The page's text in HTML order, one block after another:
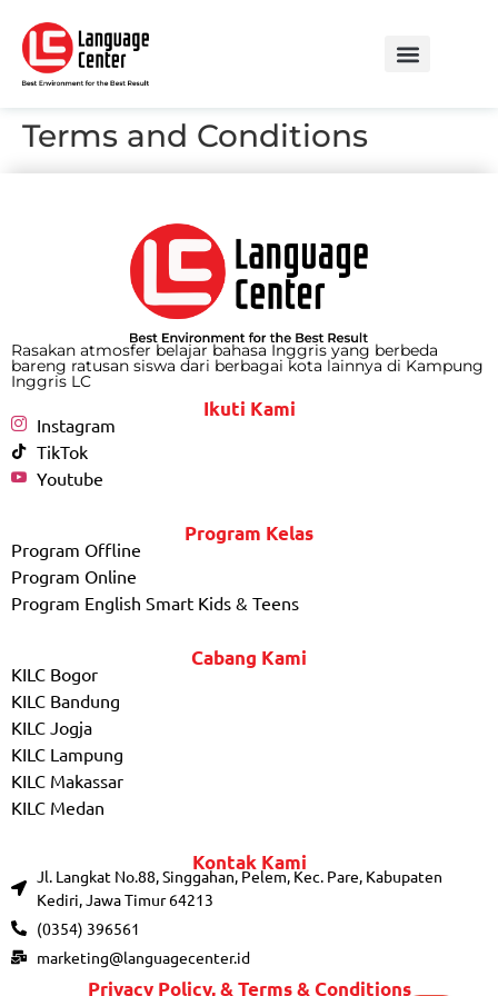
Terms and Conditions
Rasakan atmosfer belajar bahasa Inggris yang berbeda
bareng ratusan siswa dari berbagai kota lainnya di Kampung
Inggris LC
Ikuti Kami
Instagram
TikTok
Youtube
Program Kelas
Program Offline
Program Online
Program English Smart Kids & Teens
Cabang Kami
KILC Bogor
KILC Bandung
KILC Jogja
KILC Lampung
KILC Makassar
KILC Medan
Kontak Kami
Jl. Langkat No.88, Singgahan, Pelem, Kec. Pare, Kabupaten
Kediri, Jawa Timur 64213
(0354) 396561
marketing@languagecenter.id
Privacy Policy, & Terms & Conditions